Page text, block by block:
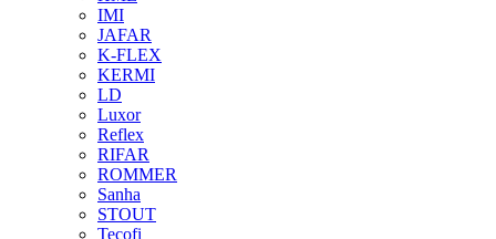
IMI
JAFAR
K-FLEX
KERMI
LD
Luxor
Reflex
RIFAR
ROMMER
Sanha
STOUT
Tecofi